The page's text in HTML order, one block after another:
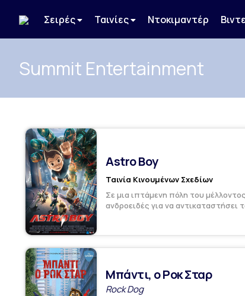
Σειρές Ταινίες Ντοκιμαντέρ
Summit Entertainment
Astro Boy
Ταινία Κινουμένων Σχεδίων
Σε μια ιπτάμενη πόλη του
ανδροειδές για να αντικαταστήσει
Μπάντι, ο Ροκ Σταρ
Rock Dog